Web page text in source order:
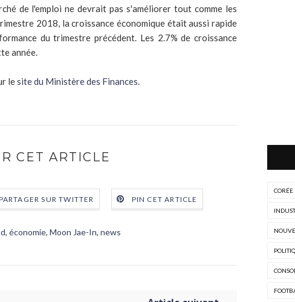
de l'emploi ne devrait pas s'améliorer tout comme les
2018, la croissance économique était aussi rapide
du trimestre précédent. Les 2.7% de croissance
année.
lesite du Ministère des Finances
CET ARTICLE
SUR TWITTER PIN CET ARTICLE
, économie, Moon Jae-In, news